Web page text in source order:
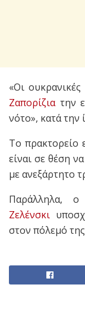
«Οι
Ζαπορίζιατην
νότο», κατά την
Το πρακτορείο
είναι σε θέση
με ανεξάρτητο
Παράλληλα, ο
Ζελένσκι
στον πόλεμό